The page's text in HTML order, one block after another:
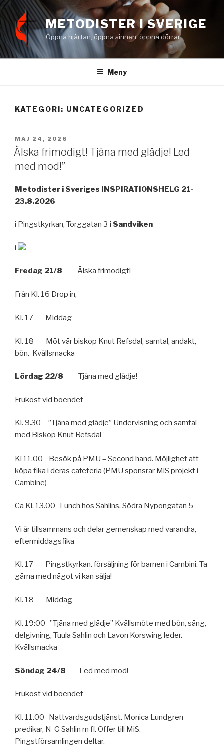
Hoppa
till
innehåll
METODISTER I SVERIGE
Öppna hjärtan, öppna sinnen, öppna dörrar
Meny
KATEGORI: UNCATEGORIZED
PUBLICERAT
MAJ 24, 2026
Älska frimodigt! Tjäna med glädje! Led
med mod!”
Metodister i Sveriges INSPIRATIONSHELG 21-
23.8.2026
i Pingstkyrkan, Torggatan 3 i Sandviken
i
Fredag 21/8 Älska frimodigt!
Från Kl. 16 Drop in,
Kl. 17 Middag
Kl. 18 Möt vår biskop Knut Refsdal, samtal, andakt,
bön. Kvällsmacka
Lördag 22/8 Tjäna med glädje!
Frukost vid boendet
Kl. 9.30 ”Tjäna med glädje” Undervisning och samtal
med Biskop Knut Refsdal
Kl 11.00 Besök på PMU – Second hand. Möjlighet att
köpa fika i deras cafeteria (PMU sponsrar MiS projekt i
Cambine)
Ca Kl. 13.00 Lunch hos Sahlins, Södra Nypongatan 5
Vi är tillsammans och delar gemenskap med varandra,
eftermiddagsfika
Kl. 17 Pingstkyrkan. försäljning för barnen i Cambini. Ta
gärna med något vi kan sälja!
Kl. 18 Middag
Kl. 19:00 ”Tjäna med glädje” Kvällsmöte med bön, sång,
delgivning, Tuula Sahlin och Lavon Korswing leder.
Kvällsmacka
Söndag 24/8 Led med mod!
Frukost vid boendet
Kl. 11.00 Nattvardsgudstjänst. Monica Lundgren
predikar, N-G Sahlin m fl. Offer till MiS.
Pingstförsamlingen deltar.